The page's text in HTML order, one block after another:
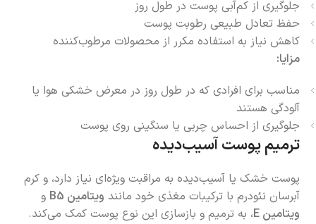
جلوگیری از کم‌آبی پوست در طول روز
حفظ تعادل طبیعی رطوبت پوست
کاهش نیاز به استفاده مکرر از محصولات مرطوب‌کننده
مزایا:
مناسب برای افرادی که در طول روز در معرض خشکی هوا یا
آلودگی هستند
جلوگیری از احساس چربی یا سنگینی روی پوست
ترمیم پوست آسیب‌دیده
پوست خشک یا آسیب‌دیده به مراقبت ویژه‌ای نیاز دارد، و کرم
آبرسان نئودرم با ترکیبات مغذی خود مانند ویتامین B5
و
ویتامین E ، به ترمیم و بازسازی این نوع پوست کمک می‌کند.